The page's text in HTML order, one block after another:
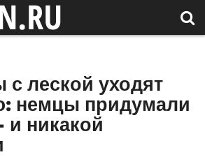
леской уходят
немцы придумали
никакой